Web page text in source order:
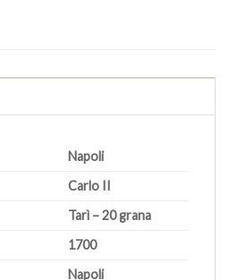
Napoli
Carlo II
Tarì – 20 grana
1700
Napoli